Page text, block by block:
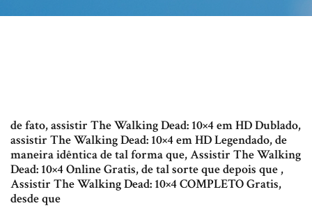
de fato, assistir The Walking Dead: 10×4 em HD Dublado,
assistir The Walking Dead: 10×4 em HD Legendado, de
maneira idêntica de tal forma que, Assistir The Walking
Dead: 10×4 Online Gratis, de tal sorte que depois que ,
Assistir The Walking Dead: 10×4 COMPLETO Gratis,
desde que